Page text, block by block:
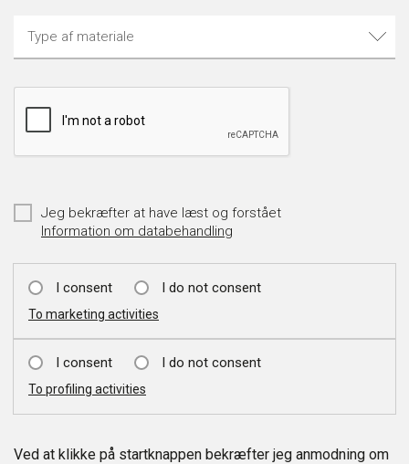
Jeg bekræfter at have læst og forstået
Information om databehandling
I consent I do not consent
To marketing activities
I consent I do not consent
To profiling activities
Ved at klikke på startknappen bekræfter jeg anmodning om